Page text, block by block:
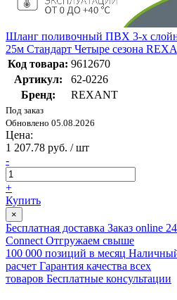
Шланг поливочный ПВХ 3-х
25м Стандарт Четыре сезона
Код товара: 9612670
Артикул:
62-0226
Бренд:
REXANT
Под заказ
Обновлено 05.08.2026
Цена:
1 207.78 руб. / шт
-
+
Купить
×
Бесплатная доставка Заказ online
Connect Отгружаем свыше
100 000 позиций в месяц
расчет Гарантия качества всех
товаров Бесплатные консультации